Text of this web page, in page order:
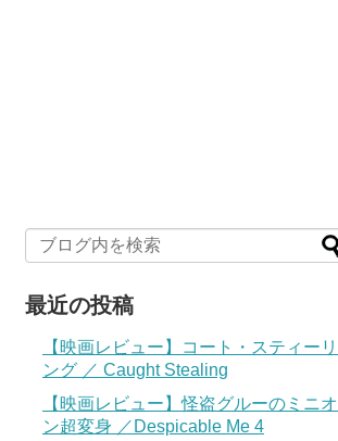
最近の投稿
【映画レビュー】コート・スティーリ
ング ／ Caught Stealing
【映画レビュー】怪盗グルーのミニオ
ン超変身 ／Despicable Me 4